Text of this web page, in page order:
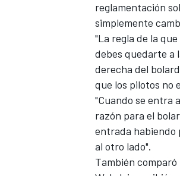
reglamentación
simplemente
"La regla de la
debes quedarte a
derecha del
que los pilotos no
"Cuando se entra
razón para el
entrada habiendo
al otro lado".
También comparó